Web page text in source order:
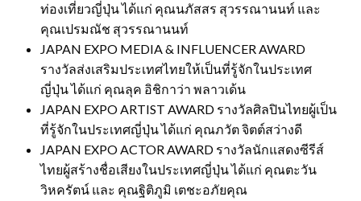
ท่องเที่ยวญี่ปุ่น ได้แก่ คุณนภัสสร สุวรรณานนท์ และ
คุณเปรมณัช สุวรรณานนท์
JAPAN EXPO MEDIA & INFLUENCER AWARD
รางวัลส่งเสริมประเทศไทยให้เป็นที่รู้จักในประเทศ
ญี่ปุ่น ได้แก่ คุณลุค อิชิกาว่า พลาวเด้น
JAPAN EXPO ARTIST AWARD รางวัลศิลปินไทยผู้เป็น
ที่รู้จักในประเทศญี่ปุ่น ได้แก่ คุณภวัต จิตต์สว่างดี
JAPAN EXPO ACTOR AWARD รางวัลนักแสดงซีรีส์
ไทยผู้สร้างชื่อเสียงในประเทศญี่ปุ่น ได้แก่ คุณตะวัน
วิหครัตน์ และ คุณฐิติภูมิ เตชะอภัยคุณ